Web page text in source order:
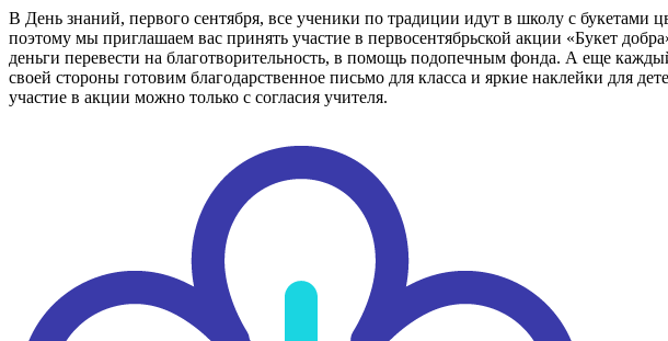
В День знаний, первого сентября, все ученики по традиции идут в школу с букетами
поэтому мы приглашаем вас принять участие в первосентябрьской акции «Букет
деньги перевести на благотворительность, в помощь подопечным фонда. А еще
своей стороны готовим благодарственное письмо для класса и яркие наклейки для
участие в акции можно только с согласия учителя.